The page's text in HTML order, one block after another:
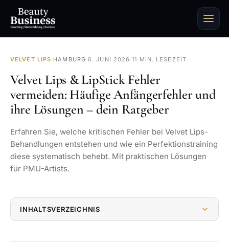
VELVET LIPS· HAMBURG·6. JUNI 2026 ·11 MIN. LESEZEIT
Velvet Lips & LipStick Fehler
vermeiden: Häufige Anfängerfehler und
ihre Lösungen – dein Ratgeber
Erfahren Sie, welche kritischen Fehler bei Velvet Lips-
Behandlungen entstehen und wie ein Perfektionstraining
diese systematisch behebt. Mit praktischen Lösungen
für PMU-Artists.
INHALTSVERZEICHNIS